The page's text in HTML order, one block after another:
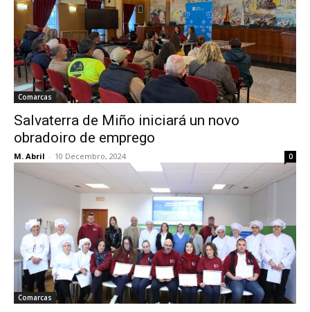
Comarcas
Salvaterra de Miño iniciará un novo
obradoiro de emprego
M. Abril - 10 Decembro, 2024 0
Comarcas